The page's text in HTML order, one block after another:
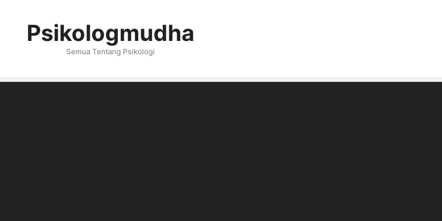
Psikologmudha
Semua Tentang Psikologi